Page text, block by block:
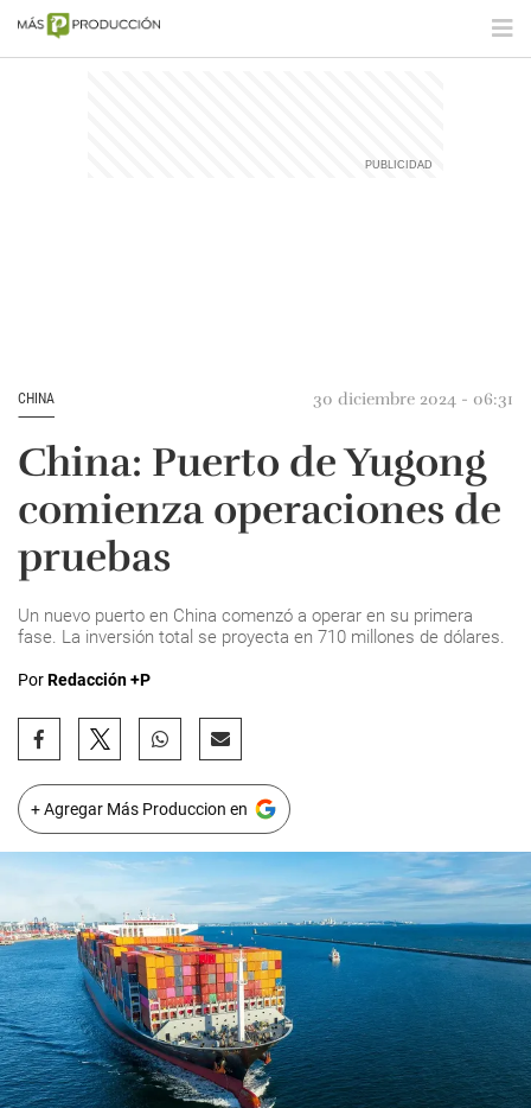
CHINA 30 diciembre 2024 - 06:31
China: Puerto de Yugong
comienza operaciones de
pruebas
Un nuevo puerto en China comenzó a operar en su primera
fase. La inversión total se proyecta en 710 millones de dólares.
PorRedacción +P
+ Agregar Más Produccion en